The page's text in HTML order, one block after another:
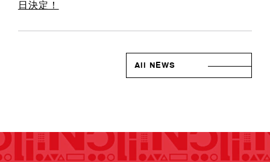
日決定！
All NEWS